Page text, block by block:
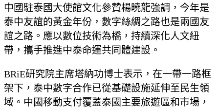
中國駐泰國大使館文化參贊楊曉龍強調，今年是
泰中友誼的黃金年份，數字絲綢之路也是兩國友
誼之路。應以數位技術為橋，持續深化人文紐
帶，攜手推進中泰命運共同體建設。
BRiE研究院主席塔納功博士表示，在一帶一路框
架下，泰中數字合作已從基礎設施延伸至民生領
域。中國移動支付覆蓋泰國主要旅遊區和市場，